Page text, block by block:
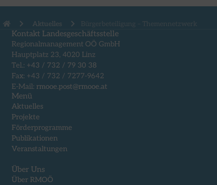
Aktuelles Bürgerbeteiligung – Themennetzwerk
Kontakt Landesgeschäftsstelle
Regionalmanagement OÖ GmbH
Hauptplatz 23, 4020 Linz
Tel.: +43 / 732 / 79 30 38
Fax: +43 / 732 / 7277-9642
E-Mail: rmooe.post@rmooe.at
Menü
Aktuelles
Projekte
Förderprogramme
Publikationen
Veranstaltungen
Über Uns
Über RMOÖ